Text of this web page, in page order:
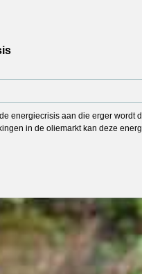
energiecrisis aan die erger wordt
in de oliemarkt kan deze